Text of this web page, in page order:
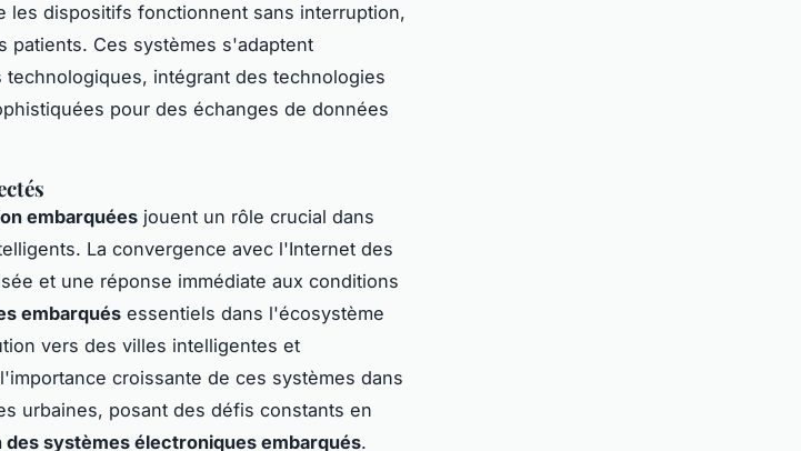
les dispositifs fonctionnent sans interruption,
patients. Ces systèmes s'adaptent
intégrant des technologies
pour des échanges de données
embarquées jouent un rôle crucial dans
La convergence avec l'Internet des
et une réponse immédiate aux conditions
embarqués essentiels dans l'écosystème
vers des villes intelligentes et
croissante de ces systèmes dans
urbaines, posant des défis constants en
des systèmes électroniques embarqués.